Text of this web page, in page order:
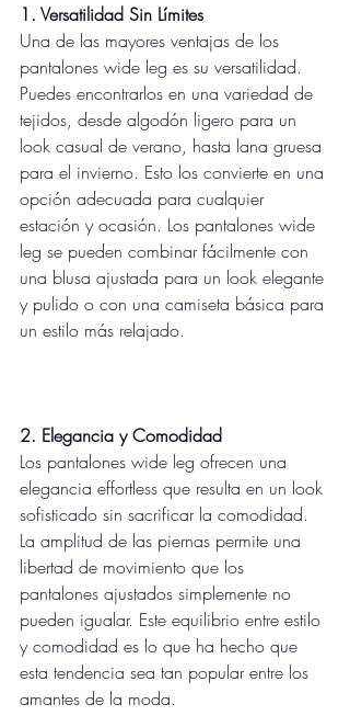
1. Versatilidad Sin Límites
Una de las mayores ventajas de los
pantalones wide leg es su versatilidad.
Puedes encontrarlos en una variedad de
tejidos, desde algodón ligero para un
look casual de verano, hasta lana gruesa
para el invierno. Esto los convierte en una
opción adecuada para cualquier
estación y ocasión. Los pantalones wide
leg se pueden combinar fácilmente con
una blusa ajustada para un look elegante
y pulido o con una camiseta básica para
un estilo más relajado.
2. Elegancia y Comodidad
Los pantalones wide leg ofrecen una
elegancia effortless que resulta en un look
sofisticado sin sacrificar la comodidad.
La amplitud de las piernas permite una
libertad de movimiento que los
pantalones ajustados simplemente no
pueden igualar. Este equilibrio entre estilo
y comodidad es lo que ha hecho que
esta tendencia sea tan popular entre los
amantes de la moda.